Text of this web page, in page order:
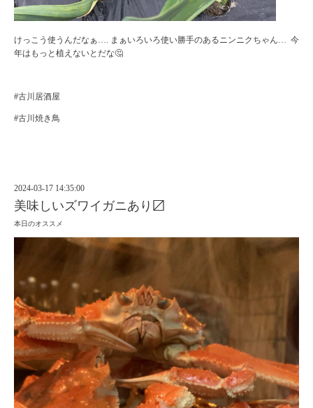
けっこう使うんだなぁ…. まぁいろいろ使い勝手のあるニンニクちゃん… 今
年はもっと植えないとだな🤔
#古川居酒屋
#古川焼き鳥
2024-03-17 14:35:00
美味しいズワイガニあり〼
本日のオススメ